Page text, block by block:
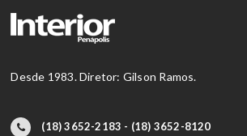
Desde 1983. Diretor: Gilson Ramos.
(18) 3652-2183 - (18) 3652-8120